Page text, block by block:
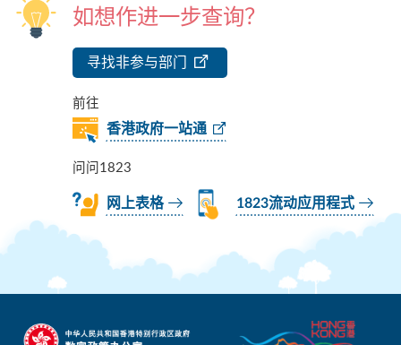
如想作进一步查询？
寻找非参与部门
前往
香港政府一站通
问问1823
网上表格 1823流动应用程式